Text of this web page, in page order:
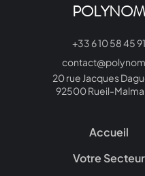
POLYNOM
+33 6 10 58 45 91
20 rue Jacques
92500 Rueil-
Accueil
Votre Secteur